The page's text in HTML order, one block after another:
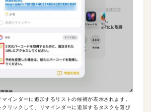
インダーに追加するリストの候補が表示されます。
リックして、リマインダーに追加するタスクを選び